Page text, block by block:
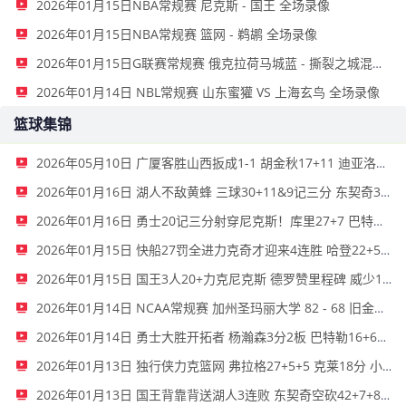
2026年01月15日NBA常规赛 尼克斯 - 国王 全场录像
2026年01月15日NBA常规赛 篮网 - 鹈鹕 全场录像
2026年01月15日G联赛常规赛 俄克拉荷马城蓝 - 撕裂之城混音 全场录像
2026年01月14日 NBL常规赛 山东蜜獾 VS 上海玄鸟 全场录像
篮球集锦
2026年05月10日 广厦客胜山西扳成1-1 胡金秋17+11 迪亚洛关键上篮不中
2026年01月16日 湖人不敌黄蜂 三球30+11&9记三分 东契奇39分 詹姆斯29+9+6
2026年01月16日 勇士20记三分射穿尼克斯！库里27+7 巴特勒32+8 穆迪三分9中7
2026年01月15日 快船27罚全进力克奇才迎来4连胜 哈登22+5+8 伦纳德33分4断
2026年01月15日 国王3人20+力克尼克斯 德罗赞里程碑 威少11助 布伦森伤退
2026年01月14日 NCAA常规赛 加州圣玛丽大学 82 - 68 旧金山大学 全场集锦
2026年01月14日 勇士大胜开拓者 杨瀚森3分2板 巴特勒16+6+5 库里9中2送11助
2026年01月13日 独行侠力克篮网 弗拉格27+5+5 克莱18分 小波特28+9
2026年01月13日 国王背靠背送湖人3连败 东契奇空砍42+7+8+4断 威少22+5+7